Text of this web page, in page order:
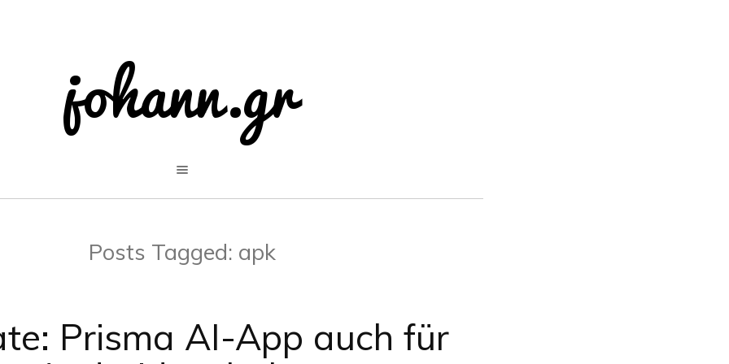
Posts Tagged: apk
Prisma AI-App auch für